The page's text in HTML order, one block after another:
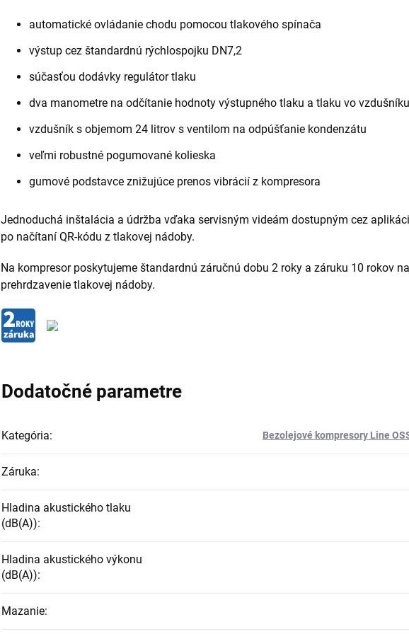
automatické ovládanie chodu pomocou tlakového spínača
výstup cez štandardnú rýchlospojku DN7,2
súčasťou dodávky regulátor tlaku
dva manometre na odčítanie hodnoty výstupného tlaku a tlaku vo vzdušníku
vzdušník s objemom 24 litrov s ventilom na odpúšťanie kondenzátu
veľmi robustné pogumované kolieska
gumové podstavce znižujúce prenos vibrácií z kompresora
Jednoduchá inštalácia a údržba vďaka servisným videám dostupným cez
po načítaní QR-kódu z tlakovej nádoby.
Na kompresor poskytujeme štandardnú záručnú dobu 2 roky a záruku 10 rokov na
prehrdzavenie tlakovej nádoby.
Dodatočné parametre
Kategória: Bezolejové kompresory Line
Záruka:
Hladina akustického tlaku
(dB(A)):
Hladina akustického výkonu
(dB(A)):
Mazanie: